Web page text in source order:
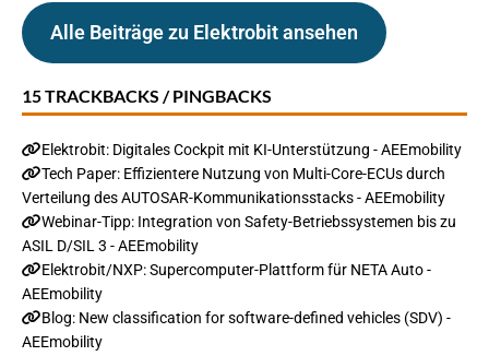
Alle Beiträge zu Elektrobit ansehen
15 TRACKBACKS / PINGBACKS
Elektrobit: Digitales Cockpit mit KI-Unterstützung - AEEmobility
Tech Paper: Effizientere Nutzung von Multi-Core-ECUs durch
Verteilung des AUTOSAR-Kommunikationsstacks - AEEmobility
Webinar-Tipp: Integration von Safety-Betriebssystemen bis zu
ASIL D/SIL 3 - AEEmobility
Elektrobit/NXP: Supercomputer-Plattform für NETA Auto -
AEEmobility
Blog: New classification for software-defined vehicles (SDV) -
AEEmobility